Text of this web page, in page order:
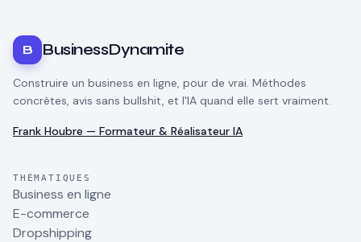
B BusinessDynamite
Construire un business en ligne, pour de vrai. Méthodes
concrètes, avis sans bullshit, et l'IA quand elle sert vraiment.
Frank Houbre — Formateur & Réalisateur IA
THÉMATIQUES
Business en ligne
E-commerce
Dropshipping